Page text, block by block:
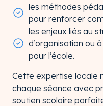
les méthodes
pour renforcer
les enjeux liés au
d’organisation ou
pour l’école.
Cette expertise locale
chaque séance avec
soutien scolaire